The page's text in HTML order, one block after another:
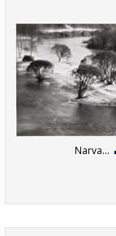
Narva...